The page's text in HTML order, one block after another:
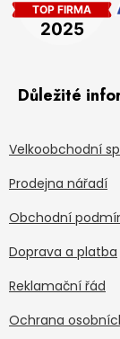
Důležité
Velkoobchodní
Prodejna nářadí
Obchodní
Doprava a platba
Reklamační řád
Ochrana